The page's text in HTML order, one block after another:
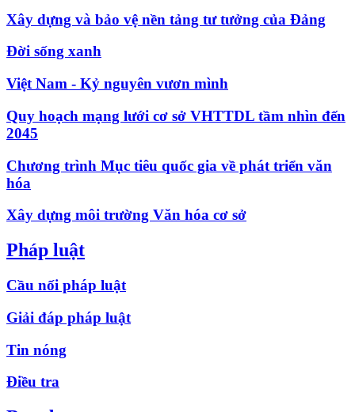
Xây dựng và bảo vệ nền tảng tư tưởng của Đảng
Đời sống xanh
Việt Nam - Kỷ nguyên vươn mình
Quy hoạch mạng lưới cơ sở VHTTDL tầm nhìn đến
2045
Chương trình Mục tiêu quốc gia về phát triển văn
hóa
Xây dựng môi trường Văn hóa cơ sở
Pháp luật
Cầu nối pháp luật
Giải đáp pháp luật
Tin nóng
Điều tra